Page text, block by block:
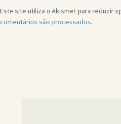
Este site utiliza o Akismet para reduzir
comentários são processados.